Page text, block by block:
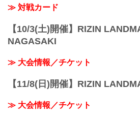
あなぶきアリ
≫ 対戦カード
【10/3(土)開催】RIZIN
NAGASAKI
≫ 大会情報／チケット
【11/8(日)開催】RIZIN
≫ 大会情報／チケット